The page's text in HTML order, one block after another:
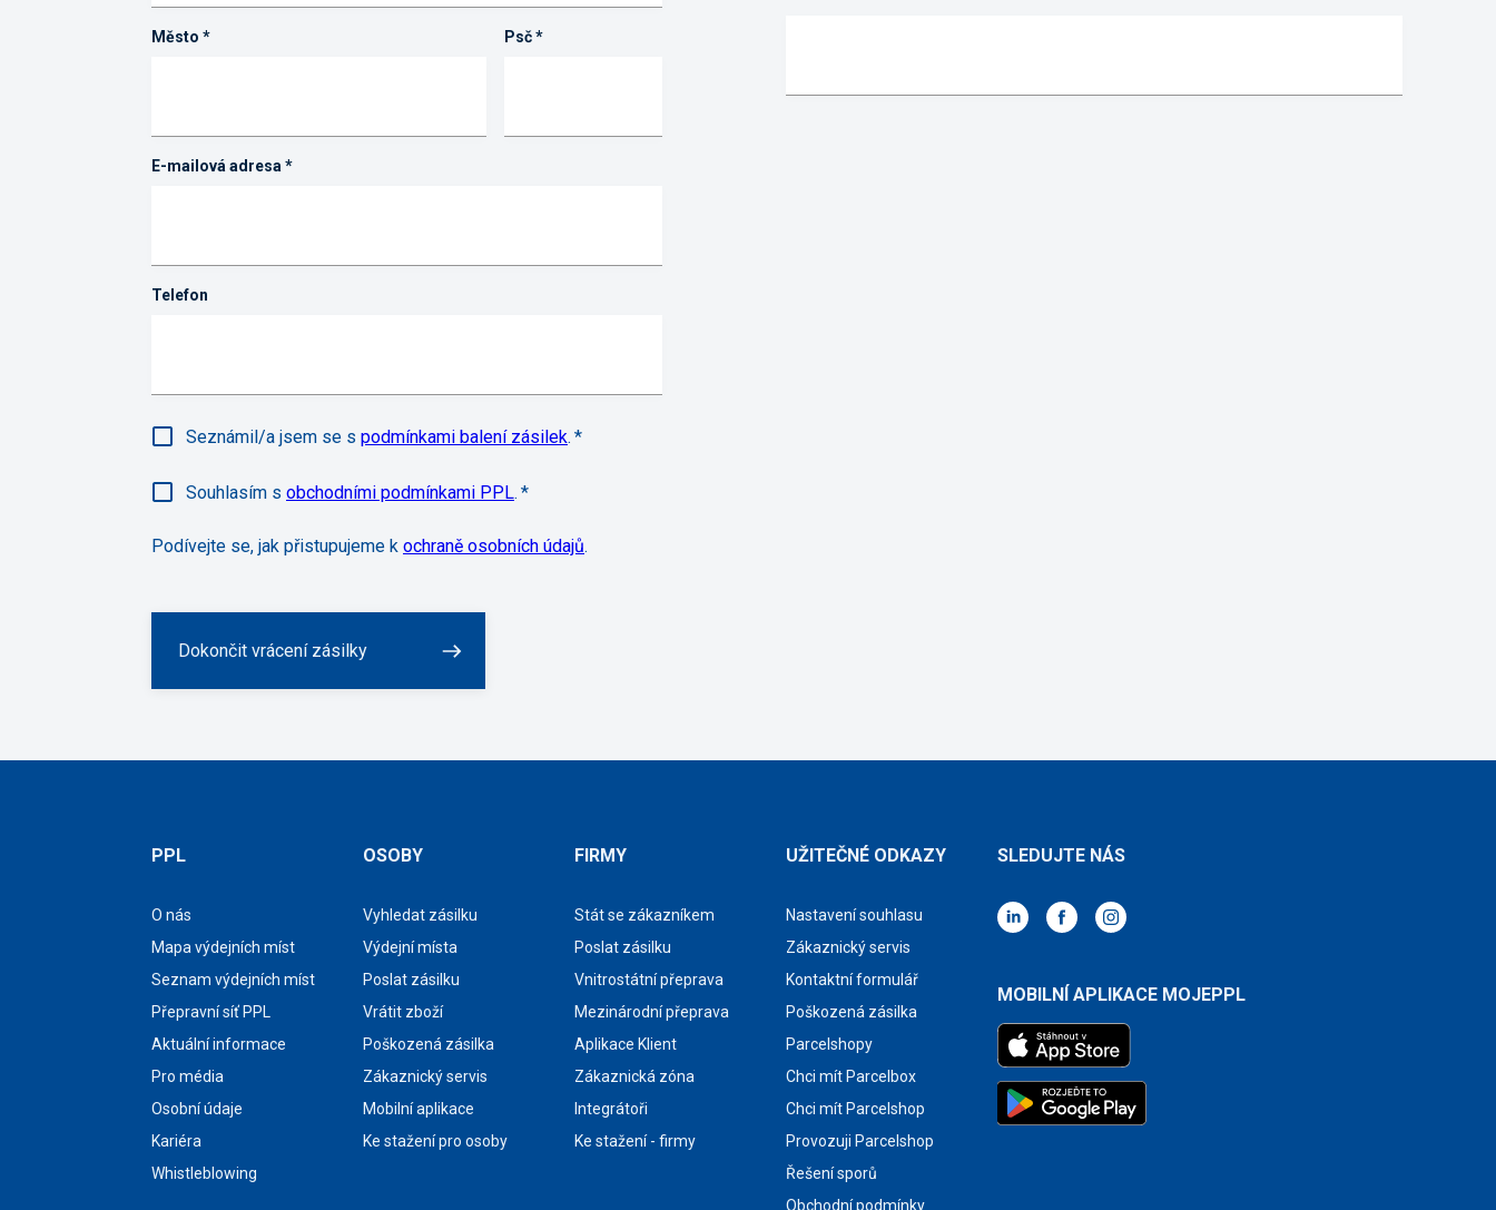
Město * Psč *
E-mailová adresa *
Telefon
Seznámil/a jsem se s podmínkami balení zásilek. *
Souhlasím s obchodními podmínkami PPL. *
Podívejte se, jak přistupujeme k ochraně osobních údajů.
Dokončit vrácení zásilky
PPL
O nás
Mapa výdejních míst
Seznam výdejních míst
Přepravní síť PPL
Aktuální informace
Pro média
Osobní údaje
Kariéra
Whistleblowing
OSOBY
Vyhledat zásilku
Výdejní místa
Poslat zásilku
Vrátit zboží
Poškozená zásilka
Zákaznický servis
Mobilní aplikace
Ke stažení pro osoby
FIRMY
Stát se zákazníkem
Poslat zásilku
Vnitrostátní přeprava
Mezinárodní přeprava
Aplikace Klient
Zákaznická zóna
Integrátoři
Ke stažení - firmy
UŽITEČNÉ ODKAZY
Nastavení souhlasu
Zákaznický servis
Kontaktní formulář
Poškozená zásilka
Parcelshopy
Chci mít Parcelbox
Chci mít Parcelshop
Provozuji Parcelshop
Řešení sporů
Obchodní podmínky
SLEDUJTE NÁS
MOBILNÍ APLIKACE MOJEPPL